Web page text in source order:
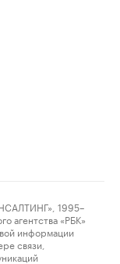
1995–
агентства «РБК»
информации
связи,